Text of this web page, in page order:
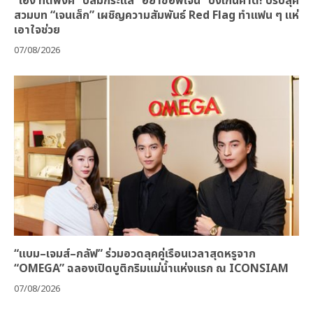
สวมบท “เจนเล็ก” เผชิญความสัมพันธ์ Red Flag ทำแฟน ๆ แห่
เอาใจช่วย
07/08/2026
“แบม–เจมส์–กลัฟ” ร่วมอวดลุคคู่เรือนเวลาสุดหรูจาก
“OMEGA” ฉลองเปิดบูติกริมแม่น้ำแห่งแรก ณ ICONSIAM
07/08/2026